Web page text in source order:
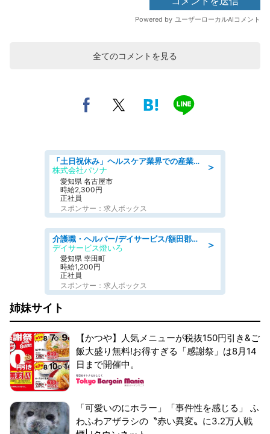
全てのコメントを見る
＞
「土日祝休み」ヘルスケア業界での産業保健師業務/看護師/高時給/未経験OK/要資格:正看護師
株式会社パソナ
愛知県 名古屋市
時給2,300円
正社員
スポンサー：求人ボックス
＞
介護職・ヘルパー/デイサービス/額田郡幸田町/JR東海道本線 幸田/愛知県
デイサービス燈いろ
愛知県 幸田町
時給1,200円
正社員
スポンサー：求人ボックス
姉妹サイト
【かつや】人気メニューが税抜150円引き&ご
飯大盛り無料!お得すぎる「感謝祭」は8月14
日まで開催中。
「可愛いのにホラー」「事件性を感じる」 ふ
わふわアザラシの〝赤い異変〟に3.2万人戦